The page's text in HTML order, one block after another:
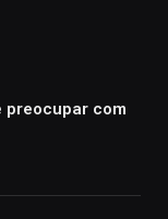
preocupar com